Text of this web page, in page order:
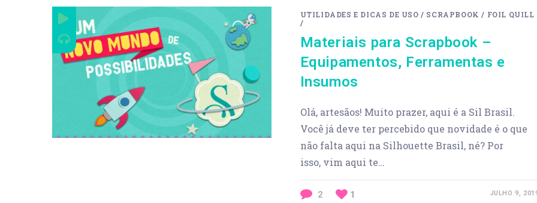
UTILIDADES E DICAS DE USO / SCRAPBOOK / FOIL QUILL
/
Materiais para Scrapbook –
Equipamentos, Ferramentas e
Insumos
Olá, artesãos! Muito prazer, aqui é a Sil Brasil.
Você já deve ter percebido que novidade é o que
não falta aqui na Silhouette Brasil, né? Por
isso, vim aqui te…
2 1 JULHO 9,